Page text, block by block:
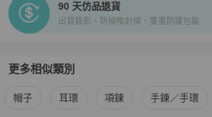
90 天仿品退貨
出貨錄影、防掉換封條、雙重防護包裝
更多相似類別
更多Polo Ralph Lauren女士配件相似商品推
帽子 耳環 項鍊 手鍊／手環